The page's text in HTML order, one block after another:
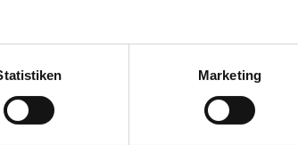
Marketing